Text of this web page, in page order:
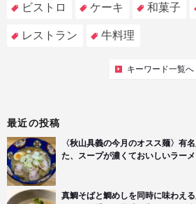
ビストロ ケーキ 和菓子
レストラン 牛料理
キーワード一覧へ
最近の投稿
〈秋山具義の今月のオスス麺〉有
た、スープが濃くておいしいラー
真鯛そばと鯛めしを同時に味わえ